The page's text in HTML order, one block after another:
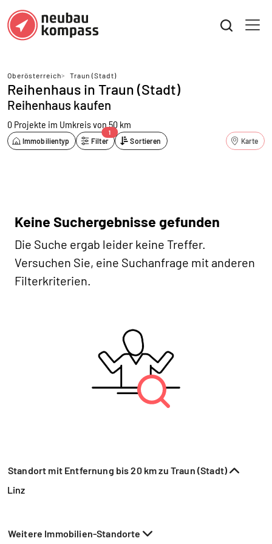
Oberösterreich> Traun (Stadt)
Reihenhaus in Traun (Stadt)
Reihenhaus kaufen
0 Projekte im Umkreis von 50 km
Immobilientyp Filter
1
Sortieren Karte
Keine Suchergebnisse gefunden
Die Suche ergab leider keine Treffer.
Versuchen Sie, eine Suchanfrage mit anderen
Filterkriterien.
Standort mit Entfernung bis 20 km zu Traun (Stadt)
Linz
Weitere Immobilien-Standorte